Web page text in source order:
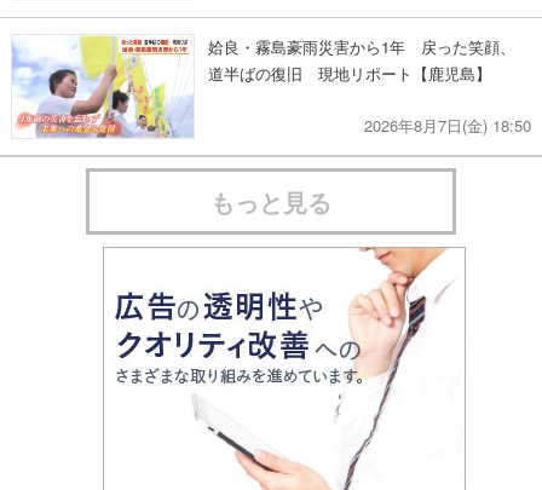
姶良・霧島豪雨災害から1年 戻った笑顔、
道半ばの復旧 現地リポート【鹿児島】
2026年8月7日(金) 18:50
もっと見る